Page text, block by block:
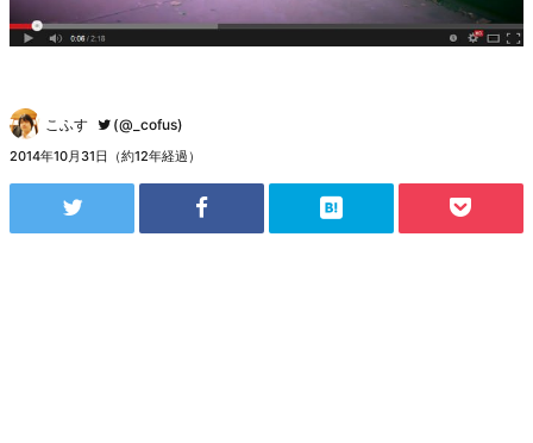
こふす (@_cofus)
2014年10月31日（約12年経過）